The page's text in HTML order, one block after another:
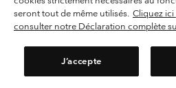
Cookies
Public CBCR
seront tout de même utilisés. Cliquez
consulter notre Déclaration complète
J’accepte
United States
France